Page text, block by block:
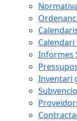
Informes
Inventari